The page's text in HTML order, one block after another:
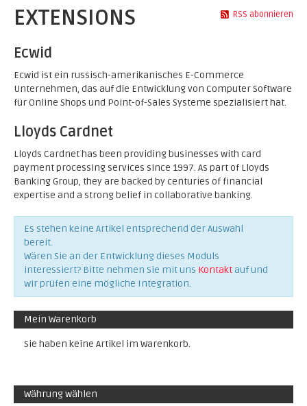
RSS abonnieren
EXTENSIONS
Ecwid
Ecwid ist ein russisch-amerikanisches E-Commerce
Unternehmen, das auf die Entwicklung von Computer Software
für Online Shops und Point-of-Sales Systeme spezialisiert hat.
Lloyds Cardnet
Lloyds Cardnet has been providing businesses with card
payment processing services since 1997. As part of Lloyds
Banking Group, they are backed by centuries of financial
expertise and a strong belief in collaborative banking.
Es stehen keine Artikel entsprechend der Auswahl
bereit.
Wären Sie an der Entwicklung dieses Moduls
interessiert? Bitte nehmen Sie mit uns Kontakt auf und
wir prüfen eine mögliche Integration.
Mein Warenkorb
Sie haben keine Artikel im Warenkorb.
Währung wählen